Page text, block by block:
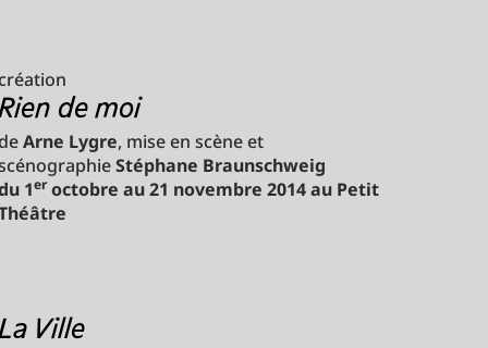
création
de moi
Arne Lygre, mise en scène et
Stéphane Braunschweig
1eroctobre au 21 novembre 2014 au Petit
Ville